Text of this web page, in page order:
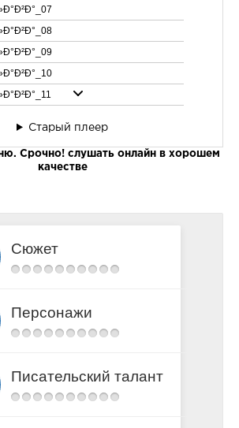
Старый плеер
Срочно! слушать онлайн в хорошем
качестве
Сюжет
Персонажи
Писательский талант